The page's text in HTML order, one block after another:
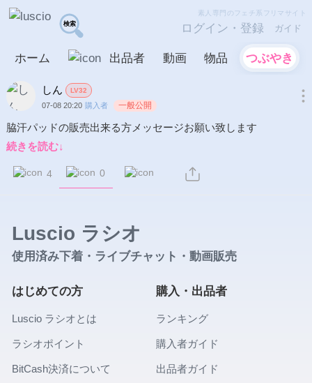
ホーム 出品者 動画 物品 つぶやき
素人専門のフェチ系フリマサイト
ログイン・登録 ガイド
しん LV32
07-08 20:20 購入者 一般公開
脇汗パッドの販売出来る方メッセージお願い致します
続きを読む↓
4 0
Luscio ラシオ
使用済み下着・ライブチャット・動画販売
はじめての方
Luscio ラシオとは
ラシオポイント
BitCash決済について
購入・出品者
ランキング
購入者ガイド
出品者ガイド